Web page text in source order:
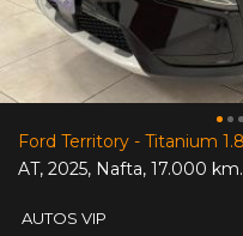
Ford Territory - Titanium
AT, 2025, Nafta, 17.000 km.
AUTOS VIP